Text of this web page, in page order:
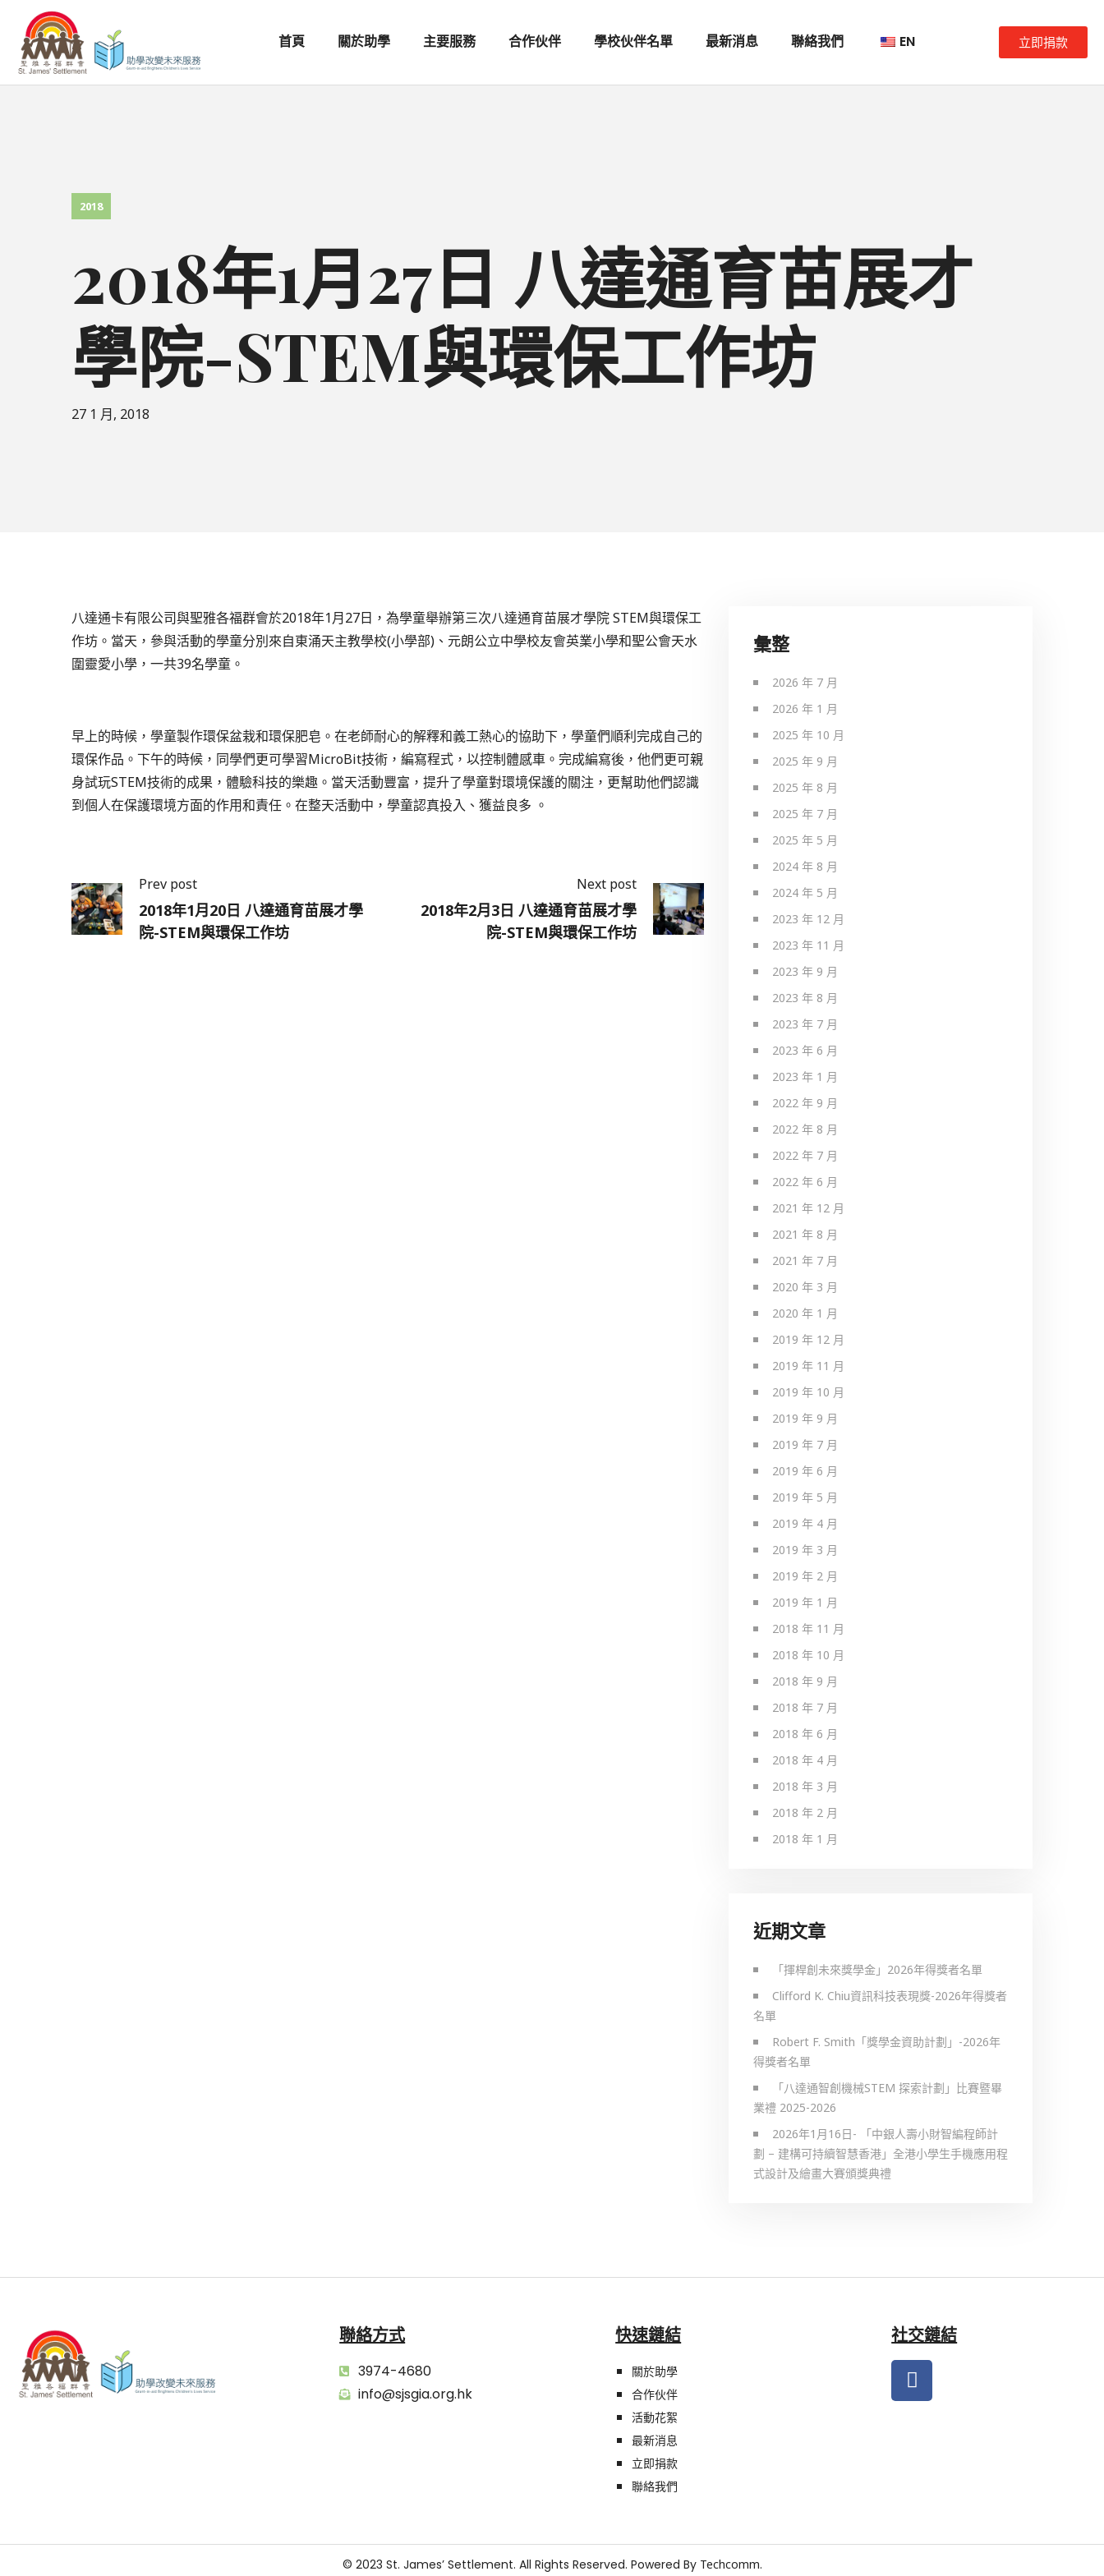
首頁 關於助學 主要服務 合作伙伴 學校伙伴名單 最新消息 聯絡我們 EN 立即捐款
2018
2018年1月27日 八達通育苗展才
學院-STEM與環保工作坊
27 1 月, 2018
八達通卡有限公司與聖雅各福群會於2018年1月27日，為學童舉辦第三次八達通育苗展才學院 STEM與環保工
作坊。當天，參與活動的學童分別來自東涌天主教學校(小學部)、元朗公立中學校友會英業小學和聖公會天水
圍靈愛小學，一共39名學童。
早上的時候，學童製作環保盆栽和環保肥皂。在老師耐心的解釋和義工熱心的協助下，學童們順利完成自己的
環保作品。下午的時候，同學們更可學習MicroBit技術，編寫程式，以控制體感車。完成編寫後，他們更可親
身試玩STEM技術的成果，體驗科技的樂趣。當天活動豐富，提升了學童對環境保護的關注，更幫助他們認識
到個人在保護環境方面的作用和責任。在整天活動中，學童認真投入、獲益良多 。
Prev post
2018年1月20日 八達通育苗展才學
院-STEM與環保工作坊
Next post
2018年2月3日 八達通育苗展才學
院-STEM與環保工作坊
彙整
2026 年 7 月
2026 年 1 月
2025 年 10 月
2025 年 9 月
2025 年 8 月
2025 年 7 月
2025 年 5 月
2024 年 8 月
2024 年 5 月
2023 年 12 月
2023 年 11 月
2023 年 9 月
2023 年 8 月
2023 年 7 月
2023 年 6 月
2023 年 1 月
2022 年 9 月
2022 年 8 月
2022 年 7 月
2022 年 6 月
2021 年 12 月
2021 年 8 月
2021 年 7 月
2020 年 3 月
2020 年 1 月
2019 年 12 月
2019 年 11 月
2019 年 10 月
2019 年 9 月
2019 年 7 月
2019 年 6 月
2019 年 5 月
2019 年 4 月
2019 年 3 月
2019 年 2 月
2019 年 1 月
2018 年 11 月
2018 年 10 月
2018 年 9 月
2018 年 7 月
2018 年 6 月
2018 年 4 月
2018 年 3 月
2018 年 2 月
2018 年 1 月
近期文章
「揮桿創未來獎學金」2026年得獎者名單
Clifford K. Chiu資訊科技表現獎-2026年得獎者
名單
Robert F. Smith「獎學金資助計劃」-2026年
得獎者名單
「八達通智創機械STEM 探索計劃」比賽暨畢
業禮 2025-2026
2026年1月16日- 「中銀人壽小財智編程師計
劃 – 建構可持續智慧香港」全港小學生手機應用程
式設計及繪畫大賽頒獎典禮
聯絡方式
3974-4680
info@sjsgia.org.hk
快速鏈結
關於助學
合作伙伴
活動花絮
最新消息
立即捐款
聯絡我們
社交鏈結
© 2023 St. James’ Settlement. All Rights Reserved. Powered By Techcomm.